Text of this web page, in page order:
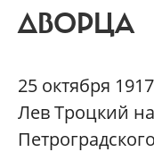
ДВОРЦА
25 октября
Лев Троцкий